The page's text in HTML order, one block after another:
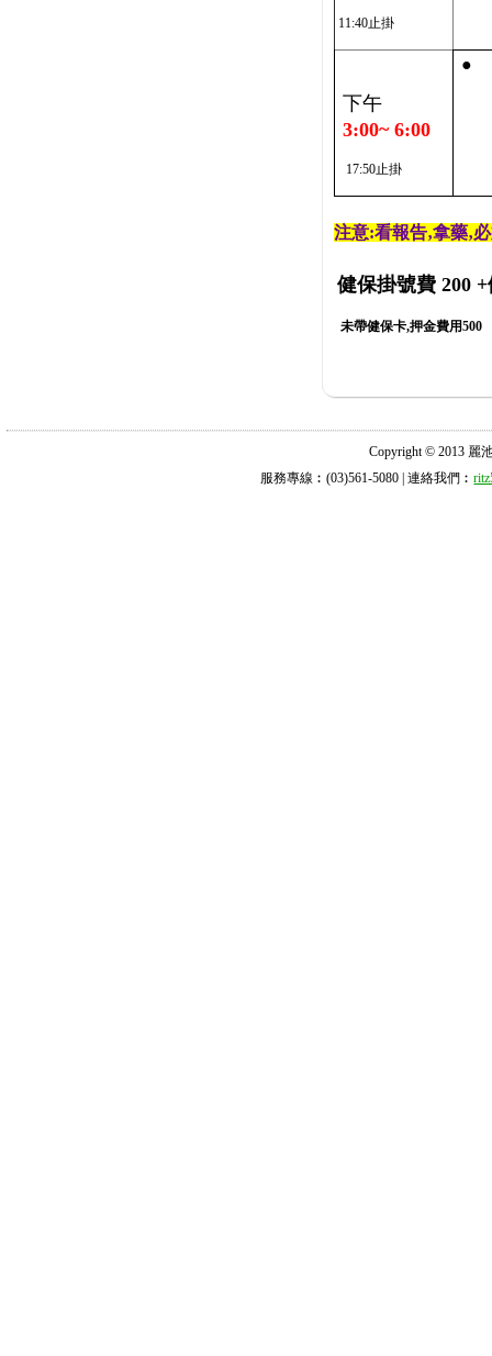
11:40止掛
下午
3:00~ 6:00
17:50止掛
●
注意:看報告‚拿藥‚
健保掛號費 200 +
未帶健保卡,押金費用500
Copyright © 2013 麗
服務專線︰(03)561-5080 | 連絡我們︰